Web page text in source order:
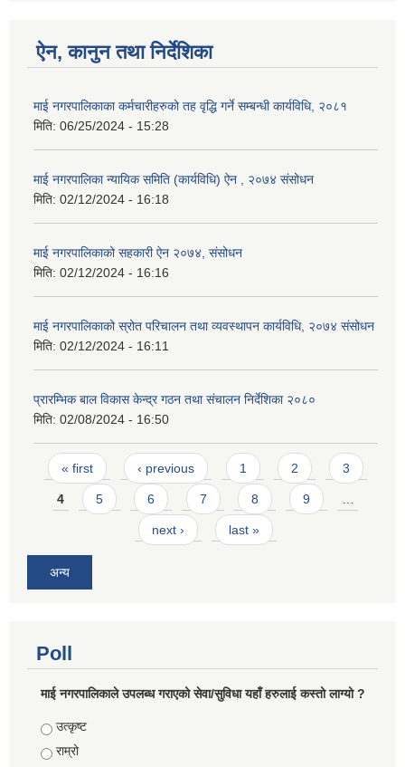
ऐन, कानुन तथा निर्देशिका
माई नगरपालिकाका कर्मचारीहरुको तह वृद्धि गर्ने सम्बन्धी कार्यविधि, २०८१
मिति: 06/25/2024 - 15:28
माई नगरपालिका न्यायिक समिति (कार्यविधि) ऐन , २०७४ संसोधन
मिति: 02/12/2024 - 16:18
माई नगरपालिकाको सहकारी ऐन २०७४, संसोधन
मिति: 02/12/2024 - 16:16
माई नगरपालिकाको स्रोत परिचालन तथा व्यवस्थापन कार्यविधि, २०७४ संसोधन
मिति: 02/12/2024 - 16:11
प्रारम्भिक बाल विकास केन्द्र गठन तथा संचालन निर्देशिका २०८०
मिति: 02/08/2024 - 16:50
Pages
« first ‹ previous 1 2 3
4 5 6 7 8 9 …
next › last »
अन्य
Poll
माई नगरपालिकाले उपलब्ध गराएको सेवा/सुविधा यहाँ हरुलाई कस्तो लाग्यो ?
Choices
उत्कृष्ट
राम्रो